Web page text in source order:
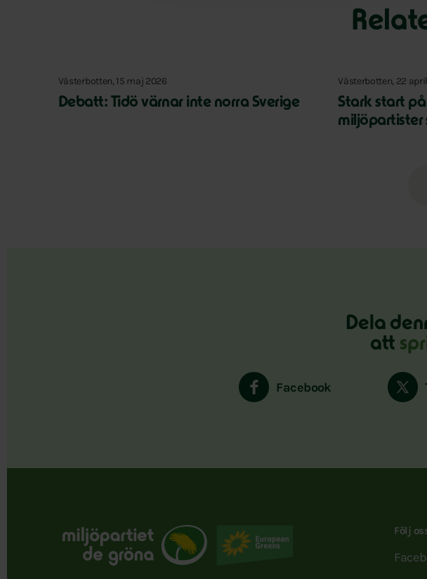
Västerbotten, 15 maj 2026
Debatt: Tidö värnar inte norra Sverige
Västerbotten, 22
Stark start
miljöpartister
Dela
att
Facebook
Följ